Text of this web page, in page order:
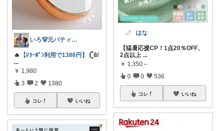
いろ🐻元パティシエ🍫
🔥【#ｸｰﾎﾟﾝ利用で1386円】
𓊆8/
...
￥ 1,980
3 2 1380
コレ いいね
はな
【猛暑応援CP！1点20％OFF、
2点以上 ...
￥ 1,350～
0 0 536
コレ いいね